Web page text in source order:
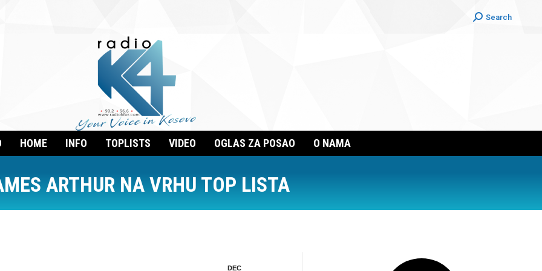
Search:
Search
HOME INFO TOPLISTS VIDEO OGLAS ZA POSAO O NAMA
ARTHUR NA VRHU TOP LISTA
DEC